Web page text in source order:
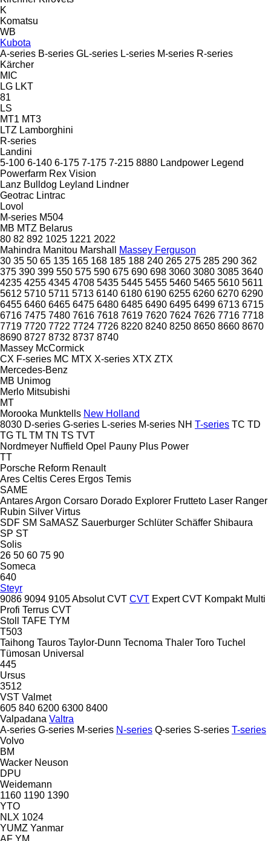
K
Komatsu
WB
Kubota
A-series B-series GL-series L-series M-series R-series
Kärcher
MIC
LG LKT
81
LS
MT1 MT3
LTZ Lamborghini
R-series
Landini
5-100 6-140 6-175 7-175 7-215 8880 Landpower Legend
Powerfarm Rex Vision
Lanz Bulldog Leyland Lindner
Geotrac Lintrac
Lovol
M-series M504
MB MTZ Belarus
80 82 892 1025 1221 2022
Mahindra Manitou Marshall
Massey Ferguson
30 35 50 65 135 165 168 185 188 240 265 275 285 290 362
375 390 399 550 575 590 675 690 698 3060 3080 3085 3640
4235 4255 4345 4708 5435 5445 5455 5460 5465 5610 5611
5612 5710 5711 5713 6140 6180 6190 6255 6260 6270 6290
6455 6460 6465 6475 6480 6485 6490 6495 6499 6713 6715
6716 7475 7480 7616 7618 7619 7620 7624 7626 7716 7718
7719 7720 7722 7724 7726 8220 8240 8250 8650 8660 8670
8690 8727 8732 8737 8740
Massey McCormick
CX F-series MC MTX X-series XTX ZTX
Mercedes-Benz
MB Unimog
Merlo Mitsubishi
MT
Morooka Munktells New Holland
8030 D-series G-series L-series M-series NH T-series TC TD
TG TL TM TN TS TVT
Nordmeyer Nuffield Opel Pauny Plus Power
TT
Porsche Reform Renault
Ares Celtis Ceres Ergos Temis
SAME
AntaresArgon Corsaro Dorado Explorer Frutteto Laser Ranger
Rubin Silver Virtus
SDF SM SaMASZ Sauerburger Schlüter Schäffer Shibaura
SP ST
Solis
26 50 60 75 90
Someca
640
Steyr
9086 9094 9105Absolut CVT CVT Expert CVT Kompakt Multi
Profi Terrus CVT
Stoll
TAFE TYM
T503
Taihong Tauros Taylor-Dunn Tecnoma Thaler Toro Tuchel
Tümosan Universal
445
Ursus
3512
VST Valmet
605 840 6200 6300 8400
Valpadana Valtra
A-series G-series M-series N-series Q-series S-series T-series
Volvo
BM
Wacker Neuson
DPU
Weidemann
1160 1190 1390
YTO
NLX 1024
YUMZ Yanmar
AF YM